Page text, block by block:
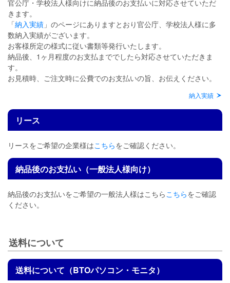
官公庁・学校法人様向けに納品後のお支払いに対応させていただ
きます。
「納入実績 」のページにありますとおり官公庁、学校法人様に多
数納入実績がございます。
お客様所定の様式に従い書類等発行いたします。
納品後、1ヶ月程度のお支払まででしたら対応させていただきま
す。
お見積時、ご注文時に公費でのお支払いの旨、お伝えください。
納入実績
リース
リースをご希望の企業様はこちらをご確認ください。
納品後のお支払い（一般法人様向け）
納品後のお支払いをご希望の一般法人様はこちら こちらをご確認
ください。
送料について
送料について（BTOパソコン・モニタ）